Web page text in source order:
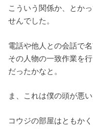
こういう関係か、とか
せんでした。
電話や他人との会話で
その人物の一致作業を
だったかなと。
ま、これは僕の頭が悪
コウジの部屋はともか